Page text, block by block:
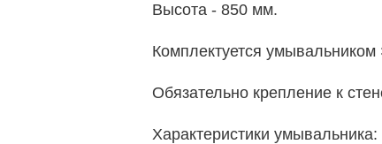
Высота - 850 мм.
Комплектуется умывальником
Обязательно крепление к
Характеристики умывальника: